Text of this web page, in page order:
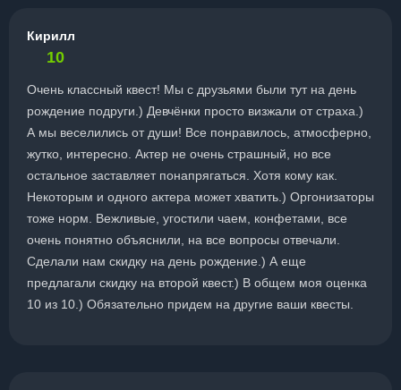
Кирилл
10
Очень классный квест! Мы с друзьями были тут на день
рождение подруги.) Девчёнки просто визжали от страха.)
А мы веселились от души! Все понравилось, атмосферно,
жутко, интересно. Актер не очень страшный, но все
остальное заставляет понапрягаться. Хотя кому как.
Некоторым и одного актера может хватить.) Оргонизаторы
тоже норм. Вежливые, угостили чаем, конфетами, все
очень понятно объяснили, на все вопросы отвечали.
Сделали нам скидку на день рождение.) А еще
предлагали скидку на второй квест.) В общем моя оценка
10 из 10.) Обязательно придем на другие ваши квесты.